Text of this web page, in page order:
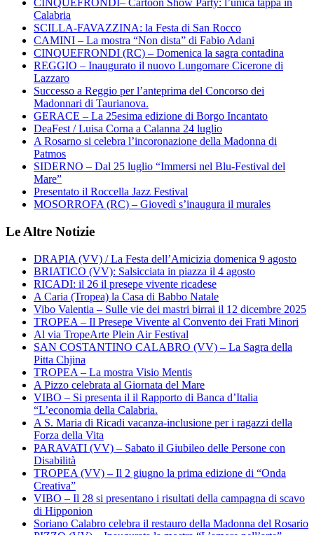
CINQUEFRONDI– Cartoon Show Party: l’unica tappa in
Calabria
SCILLA-FAVAZZINA: la Festa di San Rocco
CAMINI – La mostra “Non dista” di Fabio Adani
CINQUEFRONDI (RC) – Domenica la sagra contadina
REGGIO – Inaugurato il nuovo Lungomare Cicerone di
Lazzaro
Successo a Reggio per l’anteprima del Concorso dei
Madonnari di Taurianova.
GERACE – La 25esima edizione di Borgo Incantato
DeaFest / Luisa Corna a Calanna 24 luglio
A Rosarno si celebra l’incoronazione della Madonna di
Patmos
SIDERNO – Dal 25 luglio “Immersi nel Blu-Festival del
Mare”
Presentato il Roccella Jazz Festival
MOSORROFA (RC) – Giovedì s’inaugura il murales
Le Altre Notizie
DRAPIA (VV) / La Festa dell’Amicizia domenica 9 agosto
BRIATICO (VV): Salsicciata in piazza il 4 agosto
RICADI: il 26 il presepe vivente ricadese
A Caria (Tropea) la Casa di Babbo Natale
Vibo Valentia – Sulle vie dei mastri birrai il 12 dicembre 2025
TROPEA – Il Presepe Vivente al Convento dei Frati Minori
Al via TropeArte Plein Air Festival
SAN COSTANTINO CALABRO (VV) – La Sagra della
Pitta Chjina
TROPEA – La mostra Visio Mentis
A Pizzo celebrata al Giornata del Mare
VIBO – Si presenta il il Rapporto di Banca d’Italia
“L’economia della Calabria.
A S. Maria di Ricadi vacanza-inclusione per i ragazzi della
Forza della Vita
PARAVATI (VV) – Sabato il Giubileo delle Persone con
Disabilità
TROPEA (VV) – Il 2 giugno la prima edizione di “Onda
Creativa”
VIBO – Il 28 si presentano i risultati della campagna di scavo
di Hipponion
Soriano Calabro celebra il restauro della Madonna del Rosario